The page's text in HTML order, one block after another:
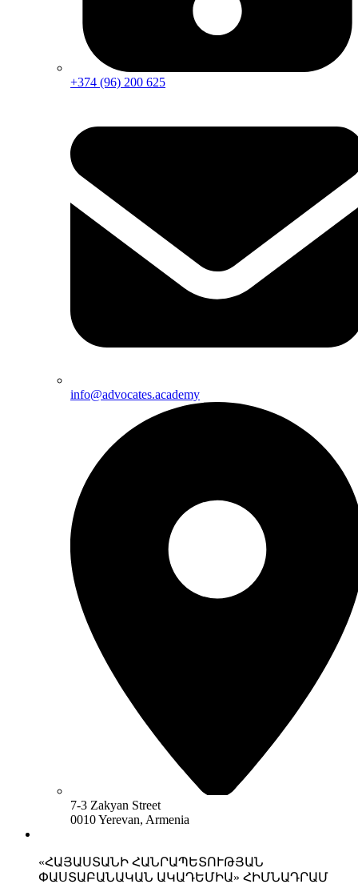
+374 (96) 200 625
info@advocates.academy
7-3 Zakyan Street
0010 Yerevan, Armenia
«ՀԱՅԱՍՏԱՆԻ ՀԱՆՐԱՊԵՏՈՒԹՅԱՆ
ՓԱՍՏԱԲԱՆԱԿԱՆ ԱԿԱԴԵՄԻԱ» ՀԻՄՆԱԴՐԱՄ